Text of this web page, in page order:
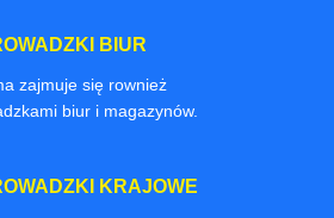
BIUR
zajmuje się rownież
biur i magazynów.
KRAJOWE